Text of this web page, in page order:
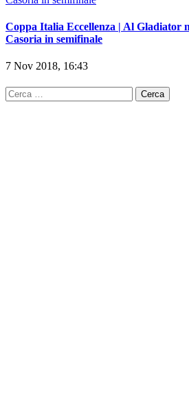
Coppa Italia Eccellenza | Al Gladiator
Casoria in semifinale
7 Nov 2018, 16:43
Ricerca
per: